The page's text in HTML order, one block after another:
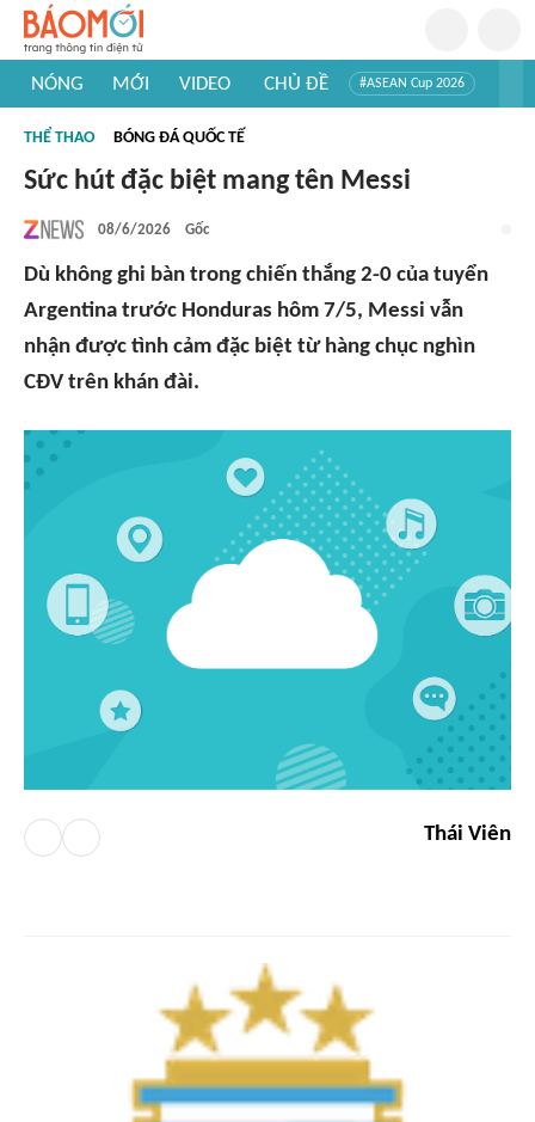
NÓNG MỚI VIDEO CHỦ ĐỀ #ASEAN Cup 2026
#Khám phá thế giới
THỂ THAO BÓNG ĐÁ QUỐC TẾ
Sức hút đặc biệt mang tên Messi
08/6/2026 Gốc
Dù không ghi bàn trong chiến thắng 2-0 của tuyển
Argentina trước Honduras hôm 7/5, Messi vẫn
nhận được tình cảm đặc biệt từ hàng chục nghìn
CĐV trên khán đài.
Thái Viên